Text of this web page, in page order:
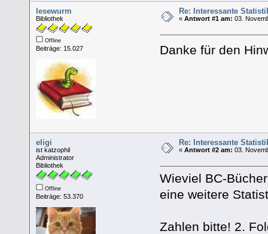
lesewurm
Bibliothek
Offline
Beiträge: 15.027
Re: Interessante
«Antwort #1 am: 03.
Danke für den
eligi
ist katzophil
Administrator
Bibliothek
Offline
Beiträge: 53.370
Re: Interessante
«Antwort #2 am: 03.
Wieviel BC-
eine weitere
Zahlen bitte! 2.